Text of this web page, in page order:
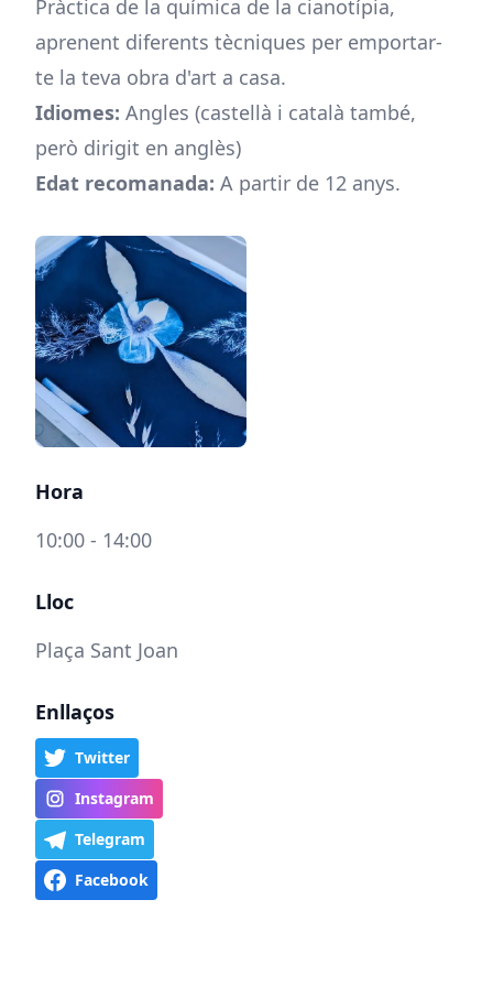
Pràctica de la química de la cianotípia,
aprenent diferents tècniques per emportar-
te la teva obra d'art a casa.
Idiomes: Angles (castellà i català també,
però dirigit en anglès)
Edat recomanada: A partir de 12 anys.
Hora
10:00 - 14:00
Lloc
Plaça Sant Joan
Enllaços
Twitter
Instagram
Telegram
Facebook